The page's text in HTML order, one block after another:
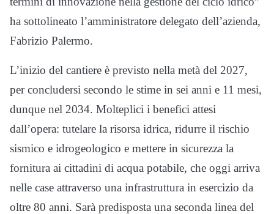
ha sottolineato l’amministratore delegato dell’azienda,
Fabrizio Palermo.
L’inizio del cantiere è previsto nella metà del 2027,
per concludersi secondo le stime in sei anni e 11 mesi,
dunque nel 2034. Molteplici i benefici attesi
dall’opera: tutelare la risorsa idrica, ridurre il rischio
sismico e idrogeologico e mettere in sicurezza la
fornitura ai cittadini di acqua potabile, che oggi arriva
nelle case attraverso una infrastruttura in esercizio da
oltre 80 anni. Sarà predisposta una seconda linea del